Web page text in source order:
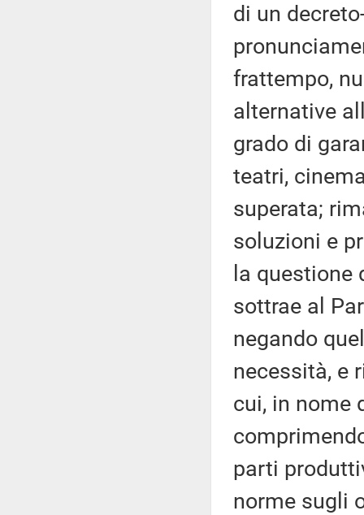
di un
frattempo,
alternative
grado di
teatri,
superata;
soluzioni e
la questione
sottrae al
negando
necessità, e
cui, in nome
parti
norme sugli